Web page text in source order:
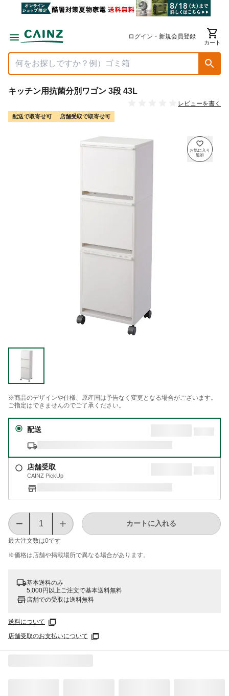
ログイン・新規会員登録
カート
キッチン用抗菌分別ワゴン 3段 43L
レビューを書く
配送で取寄せ可 店舗受取で取寄せ可
※商品のデザインや仕様、原産国は予告なく変更となる場合がございます。
ご指定はできませんのでご了承ください。
配送
店舗受取
CAINZ PickUp
最大注文数は0です
カートに入れる
※価格は​店舗や​掲載場所で​異なる​場合が​あります。
基本送料のみ
5,000円以上ご注文で基本送料無料
店舗での受取は送料無料
送料について
店舗受取のお支払いについて